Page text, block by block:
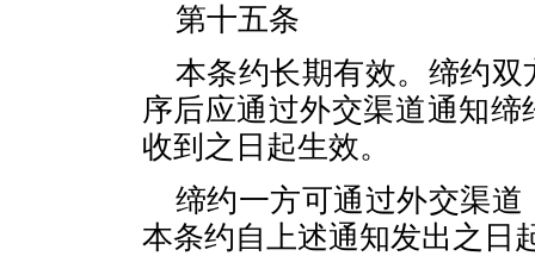
第十五条
本条约长期有效。缔约
序后应通过外交渠道通知
收到之日起生效。
缔约一方可通过外交渠
本条约自上述通知发出之日